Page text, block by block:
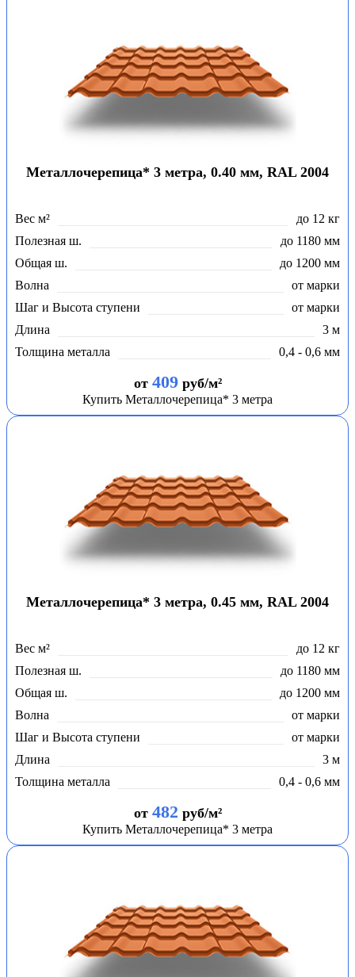
Металлочерепица* 3 метра, 0.40 мм, RAL 2004
Вес м²
до 12 кг
Полезная ш.
до 1180 мм
Общая ш.
до 1200 мм
Волна
от марки
Шаг и Высота ступени
от марки
Длина
3 м
Толщина металла
0,4 - 0,6 мм
от 409руб/м²
Купить Металлочерепица* 3 метра
Металлочерепица* 3 метра, 0.45 мм, RAL 2004
Вес м²
до 12 кг
Полезная ш.
до 1180 мм
Общая ш.
до 1200 мм
Волна
от марки
Шаг и Высота ступени
от марки
Длина
3 м
Толщина металла
0,4 - 0,6 мм
от 482 руб/м²
Купить Металлочерепица* 3 метра